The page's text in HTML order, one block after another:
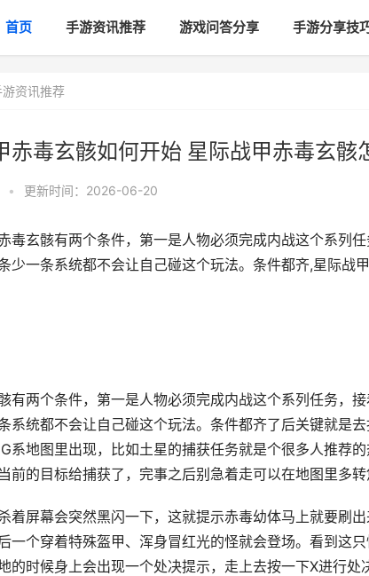
首页 手游资讯推荐 游戏问答分享 手游分享技
游资讯推荐
赤毒玄骸如何开始 星际战甲赤毒玄骸
• 更新时间：2026-06-20
毒玄骸有两个条件，第一是人物必须完成内战这个系列
少一条系统都不会让自己碰这个玩法。条件都齐,星际战
有两个条件，第一是人物必须完成内战这个系列任务，
系统都不会让自己碰这个玩法。条件都齐了后关键就是
系地图里出现，比如土星的捕获任务就是个很多人推荐
前的目标给捕获了，完事之后别急着走可以在地图里多转
着屏幕会突然黑闪一下，这就提示赤毒幼体马上就要刷
一个穿着特殊盔甲、浑身冒红光的怪就会登场。看到这
的时候身上会出现一个处决提示，走上去按一下X进行